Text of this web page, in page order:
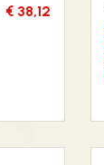
€ 38,12